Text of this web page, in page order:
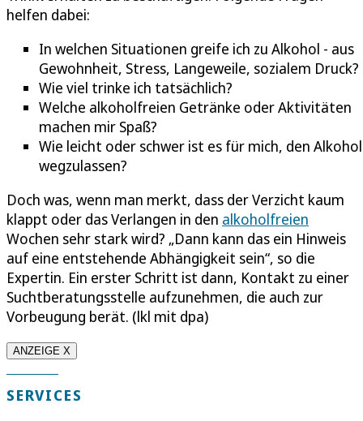
helfen dabei:
In welchen Situationen greife ich zu Alkohol - aus
Gewohnheit, Stress, Langeweile, sozialem Druck?
Wie viel trinke ich tatsächlich?
Welche alkoholfreien Getränke oder Aktivitäten
machen mir Spaß?
Wie leicht oder schwer ist es für mich, den Alkohol
wegzulassen?
Doch was, wenn man merkt, dass der Verzicht kaum
klappt oder das Verlangen in den alkoholfreien
Wochen sehr stark wird? „Dann kann das ein Hinweis
auf eine entstehende Abhängigkeit sein“, so die
Expertin. Ein erster Schritt ist dann, Kontakt zu einer
Suchtberatungsstelle aufzunehmen, die auch zur
Vorbeugung berät. (lkl mit dpa)
ANZEIGE X
SERVICES